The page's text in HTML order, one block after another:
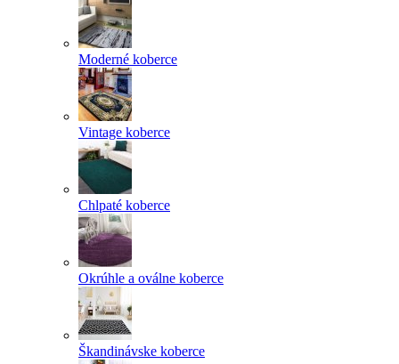
Moderné koberce
Vintage koberce
Chlpaté koberce
Okrúhle a oválne koberce
Škandinávske koberce